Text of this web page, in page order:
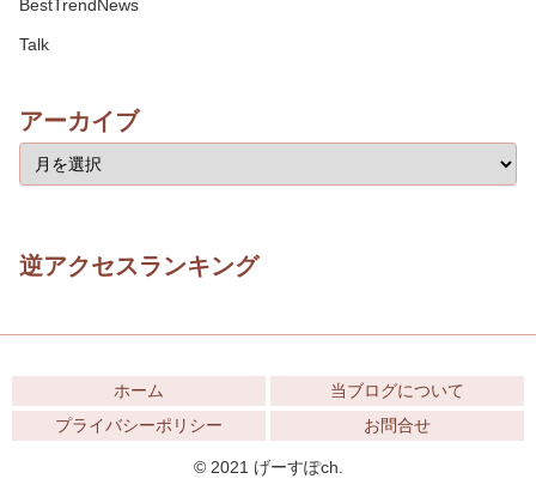
BestTrendNews
Talk
アーカイブ
逆アクセスランキング
ホーム
当ブログについて
プライバシーポリシー
お問合せ
© 2021 げーすぽch.